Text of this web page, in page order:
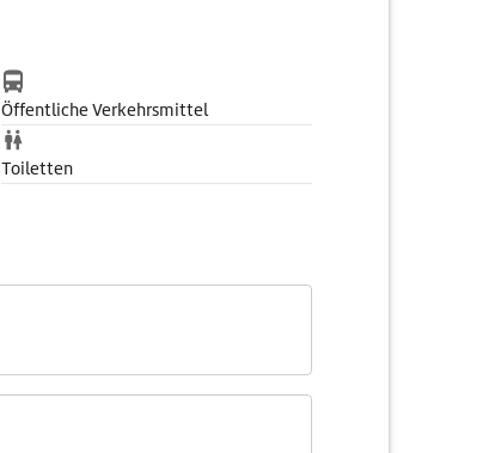
Öffentliche Verkehrsmittel
Toiletten